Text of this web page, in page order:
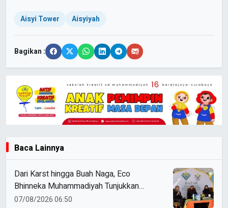
Aisyi Tower Aisyiyah
Bagikan :
Baca Lainnya
Dari Karst hingga Buah Naga, Eco
Bhinneka Muhammadiyah Tunjukkan
Kekuatan Potensi Lokal di Muktamar
07/08/2026 06:50